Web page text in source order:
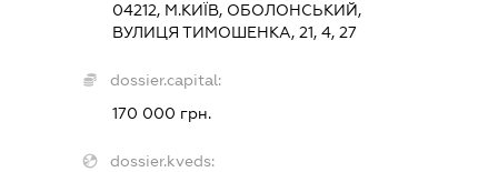
04212, М.КИЇВ, ОБОЛОНСЬКИЙ,
ВУЛИЦЯ ТИМОШЕНКА, 21, 4, 27
dossier.capital:
170 000 грн.
dossier.kveds: